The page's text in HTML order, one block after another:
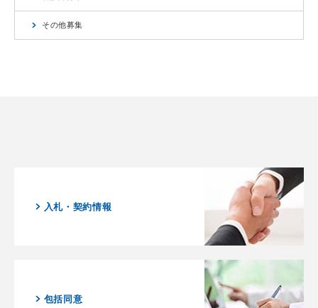
その他募集
入札・契約情報
包括同意